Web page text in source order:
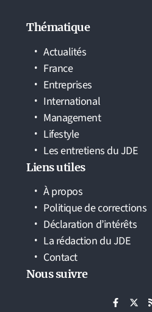
Thématique
Actualités
France
Entreprises
International
Management
Lifestyle
Les entretiens du JDE
Liens utiles
À propos
Politique de corrections
Déclaration d’intérêts
La rédaction du JDE
Contact
Nous suivre